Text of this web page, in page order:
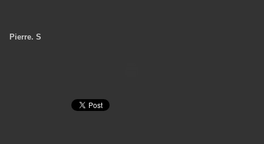
Pierre. S